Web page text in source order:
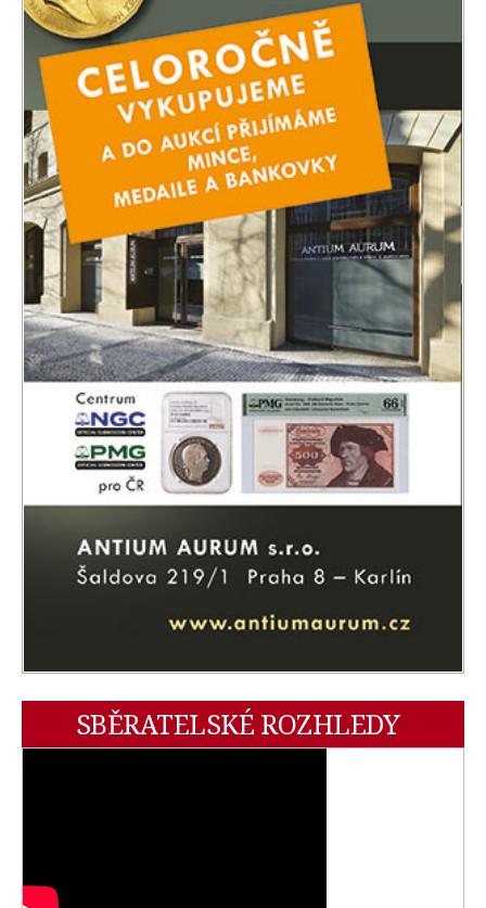
SBĚRATELSKÉ ROZHLEDY